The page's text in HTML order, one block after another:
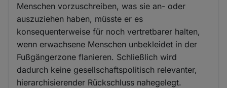
Menschen vorzuschreiben, was sie an- oder
auszuziehen haben, müsste er es
konsequenterweise für noch vertretbarer halten,
wenn erwachsene Menschen unbekleidet in der
Fußgängerzone flanieren. Schließlich wird
dadurch keine gesellschaftspolitisch relevanter,
hierarchisierender Rückschluss nahegelegt.